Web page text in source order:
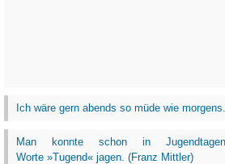
Ich wäre gern abends so müde wie morgens.
Man konnte schon in
Worte »Tugend« jagen. (Franz Mittler)